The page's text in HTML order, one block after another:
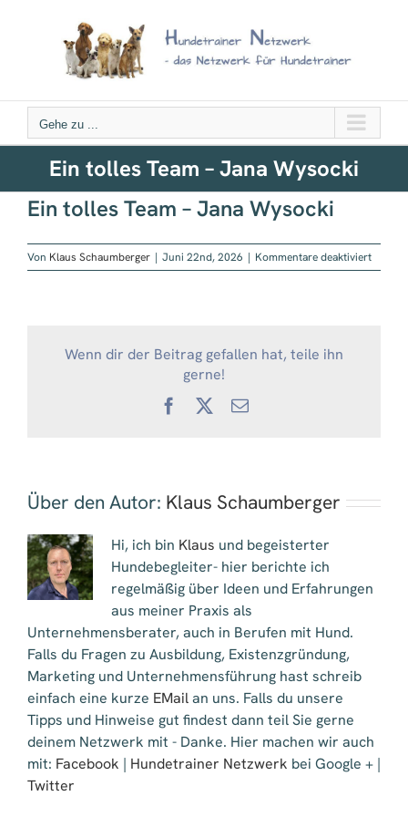
Gehe zu ...
Ein tolles Team – Jana Wysocki
Ein tolles Team – Jana Wysocki
Von Klaus Schaumberger | Juni 22nd, 2026 | Kommentare deaktiviertfür
Ein
Wenn dir der Beitrag gefallen hat, teile ihn
gerne!
Facebook
X
E-
Über den Autor: Klaus Schaumberger
Hi, ich bin Klaus und begeisterter
Hundebegleiter- hier berichte ich
regelmäßig über Ideen und Erfahrungen
aus meiner Praxis als
Unternehmensberater, auch in Berufen mit Hund.
Falls du Fragen zu Ausbildung, Existenzgründung,
Marketing und Unternehmensführung hast schreib
einfach eine kurze EMailan uns. Falls du unsere
Tipps und Hinweise gut findest dann teil Sie gerne
deinem Netzwerk mit - Danke. Hier machen wir auch
mit: Facebook | Hundetrainer Netzwerk bei Google + |
Twitter